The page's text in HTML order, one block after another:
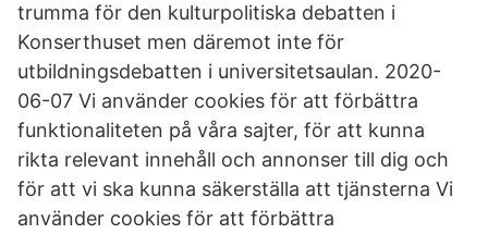
trumma för den kulturpolitiska debatten i
Konserthuset men däremot inte för
utbildningsdebatten i universitetsaulan. 2020-
06-07 Vi använder cookies för att förbättra
funktionaliteten på våra sajter, för att kunna
rikta relevant innehåll och annonser till dig och
för att vi ska kunna säkerställa att tjänsterna Vi
använder cookies för att förbättra